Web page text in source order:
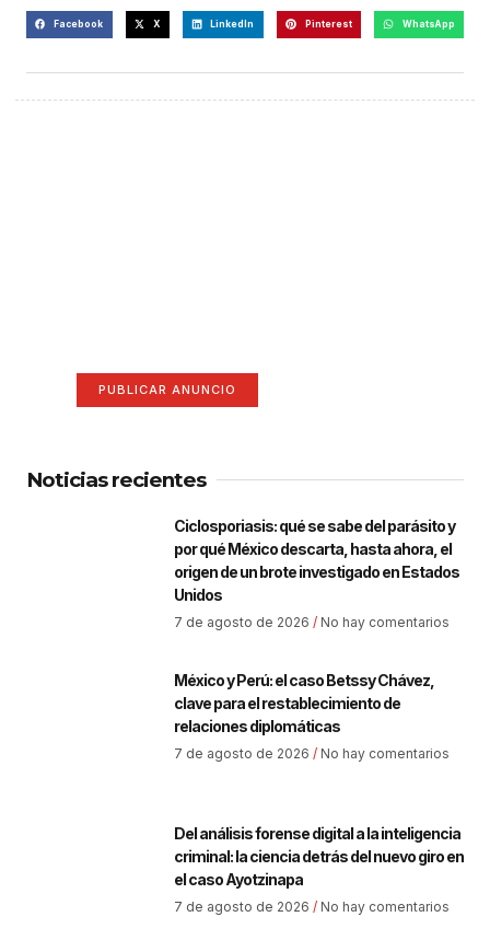
Facebook X LinkedIn Pinterest WhatsApp
PUBLICAR ANUNCIO
Noticias recientes
Ciclosporiasis: qué se sabe del parásito y
por qué México descarta, hasta ahora, el
origen de un brote investigado en Estados
Unidos
7 de agosto de 2026 No hay comentarios
México y Perú: el caso Betssy Chávez,
clave para el restablecimiento de
relaciones diplomáticas
7 de agosto de 2026 No hay comentarios
Del análisis forense digital a la inteligencia
criminal: la ciencia detrás del nuevo giro en
el caso Ayotzinapa
7 de agosto de 2026 No hay comentarios